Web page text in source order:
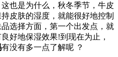
也是为什么，秋冬季节，牛皮
皮肤的湿度，就能很好地控制
选择方面，第一个出发点，就
好地保湿效果!到现在为止，
有没有多一点了解呢 ？